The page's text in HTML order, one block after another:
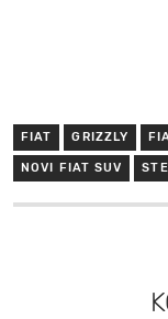
FIAT GRIZZLY
NOVI FIAT SUV